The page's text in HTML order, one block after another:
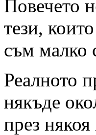
Повечето
тези,
съм малко
Реалното
някъде
през